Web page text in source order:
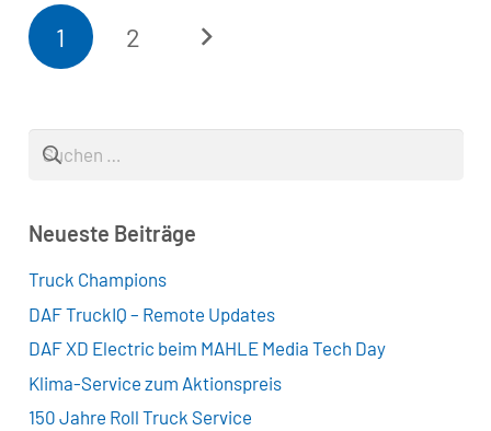
1 2
Suchen
nach:
Neueste Beiträge
Truck Champions
DAF TruckIQ – Remote Updates
DAF XD Electric beim MAHLE Media Tech Day
Klima-Service zum Aktionspreis
150 Jahre Roll Truck Service